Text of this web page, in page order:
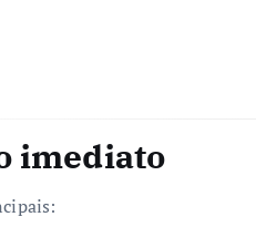
imediato